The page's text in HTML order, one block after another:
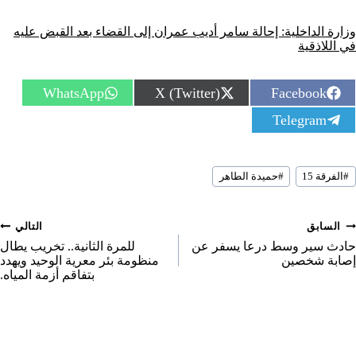
وزارة الداخلية: إحالة سامر أديب عمران إلى القضاء بعد القبض عليه
في اللاذقية
S
h
a
r
o
n
Facebook
S
h
o
n
X (Twitter)
S
h
WhatsApp
S
h
e
o
Telegram
وسوم
المقال:
#الفرقة 15 #حميدة الطاهر
تصفّح
المقالات
السابق
حادث سير وسط درعا يسفر عن
إصابة شخصين
التالي
للمرة الثانية.. تخريب يطال
منظومة بئر معرية الوحيد ويهدد
بتفاقم أزمة المياه.